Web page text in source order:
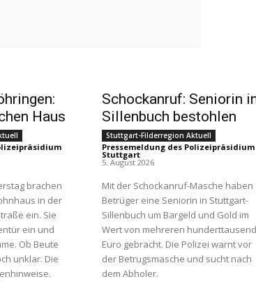
Haus
brachen
in der
ein. Sie
ein und
Ob Beute
unklar. Die
Schockanruf: Seniorin
Sillenbuch bestohlen
Stuttgart-Filderregion Aktuell
Pressemeldung des Polizeipräsidium
Stuttgart -
5. August 2026
Mit der Schockanruf-Masche haben
Betrüger eine Seniorin in Stuttgart-
Sillenbuch um Bargeld und Gold im
Wert von mehreren hunderttausend
Euro gebracht. Die Polizei warnt vor
der Betrugsmasche und sucht nach
dem Abholer.